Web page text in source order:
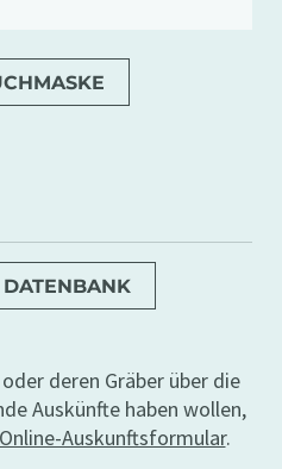
deren Gräber über die
Auskünfte haben wollen,
Online-Auskunftsformular.